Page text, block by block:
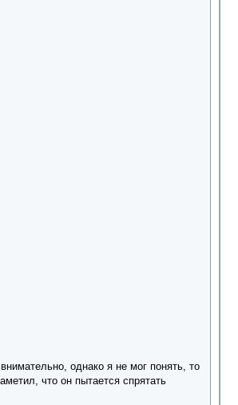
однако я не мог понять, то
что он пытается спрятать